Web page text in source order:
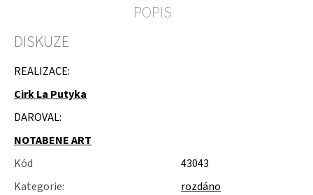
POPIS
DISKUZE
REALIZACE:
Cirk La Putyka
DAROVAL:
NOTABENE ART
Kód
43043
Kategorie: rozdáno
o
o
r
u
u
j
e
m
e